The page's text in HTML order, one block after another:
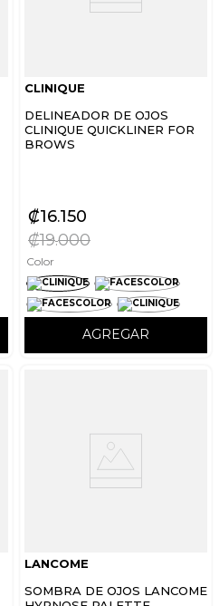
CLINIQUE
DELINEADOR DE OJOS
CLINIQUE QUICKLINER FOR
BROWS
₡19000
₡16150
Color
AGREGAR
LANCOME
SOMBRA DE OJOS LANCOME